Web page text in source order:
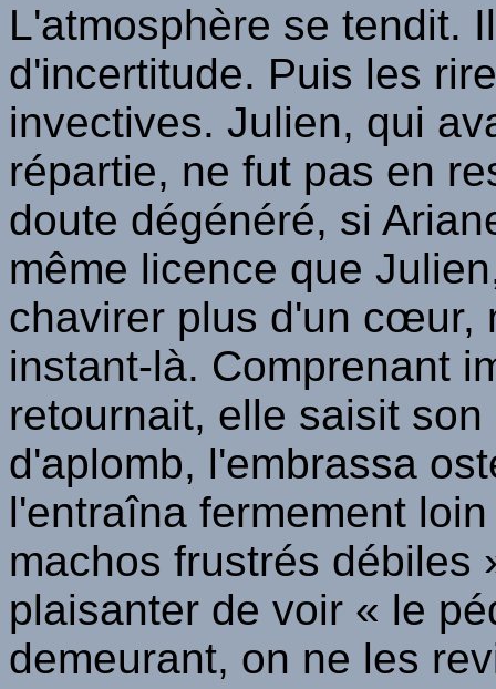
L'atmosphère se tendit.
d'incertitude. Puis les
invectives. Julien, qui
répartie, ne fut pas en
doute dégénéré, si
même licence que
chavirer plus d'un cœur,
instant-là. Comprenant
retournait, elle saisit
d'aplomb, l'embrassa
l'entraîna fermement
machos frustrés débiles
plaisanter de voir « le
demeurant, on ne les